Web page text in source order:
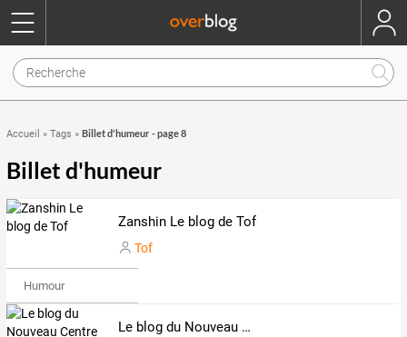
Accueil » Tags » Billet d'humeur - page 8
Billet d'humeur
Zanshin Le blog de Tof
Tof
Humour
Le blog du Nouveau Centre Paris Est